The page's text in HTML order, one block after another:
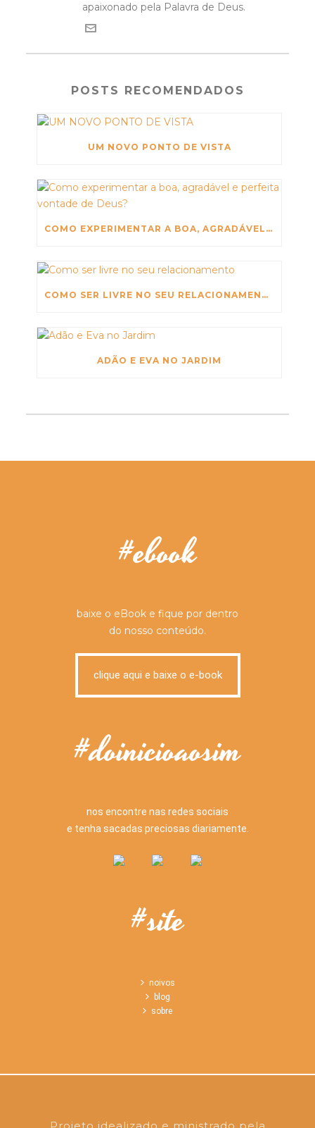
apaixonado pela Palavra de Deus.
POSTS RECOMENDADOS
UM NOVO PONTO DE VISTA
COMO EXPERIMENTAR A BOA, AGRADÁVEL E PERFEITA VONTADE DE DEUS?
COMO SER LIVRE NO SEU RELACIONAMENTO
ADÃO E EVA NO JARDIM
#ebook
baixe o eBook e fique por dentro
do nosso conteúdo.
clique aqui e baixe o e-book
#doinicioaosim
nos encontre nas redes sociais
e tenha sacadas preciosas diariamente.
#site
noivos
blog
sobre